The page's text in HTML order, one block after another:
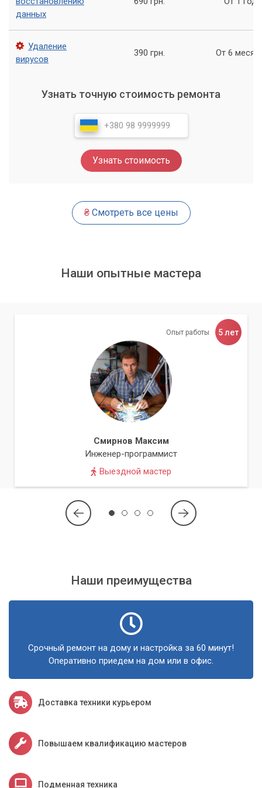
данных
Удаление
вирусов
390 грн. От 6
Узнать точную стоимость ремонта
Узнать стоимость
₴Смотреть все цены
Наши опытные мастера
Опыт работы 5 лет
Смирнов Максим
Инженер-программист
Выездной мастер
Наши преимущества
Срочный ремонт на дому и настройка за 60 минут!
Оперативно приедем на дом или в офис.
Доставка техники курьером
Повышаем квалификацию мастеров
Подменная техника